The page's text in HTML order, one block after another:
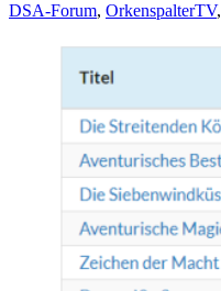
DSA-Forum, OrkenspalterTV,